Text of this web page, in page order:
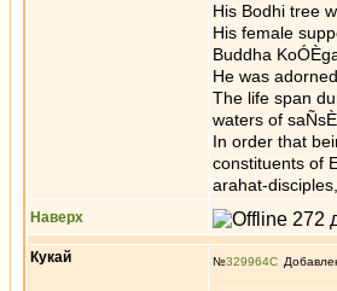
His Bodhi tree
His female
Buddha
He was
The life span
waters of
In order that
constituents of
arahat-
Наверх
Кукай №329964